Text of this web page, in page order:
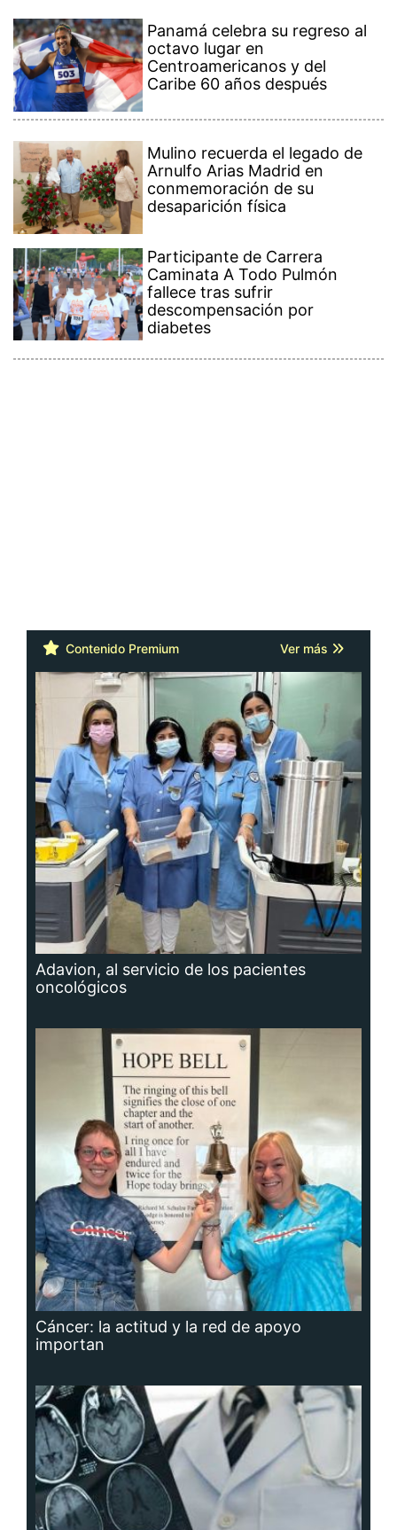
Panamá celebra su regreso al
octavo lugar en
Centroamericanos y del
Caribe 60 años después
Mulino recuerda el legado de
Arnulfo Arias Madrid en
conmemoración de su
desaparición física
Participante de Carrera
Caminata A Todo Pulmón
fallece tras sufrir
descompensación por
diabetes
Contenido Premium Ver más
Adavion, al servicio de los pacientes
oncológicos
Cáncer: la actitud y la red de apoyo
importan